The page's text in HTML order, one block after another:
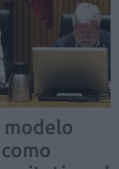
modelo